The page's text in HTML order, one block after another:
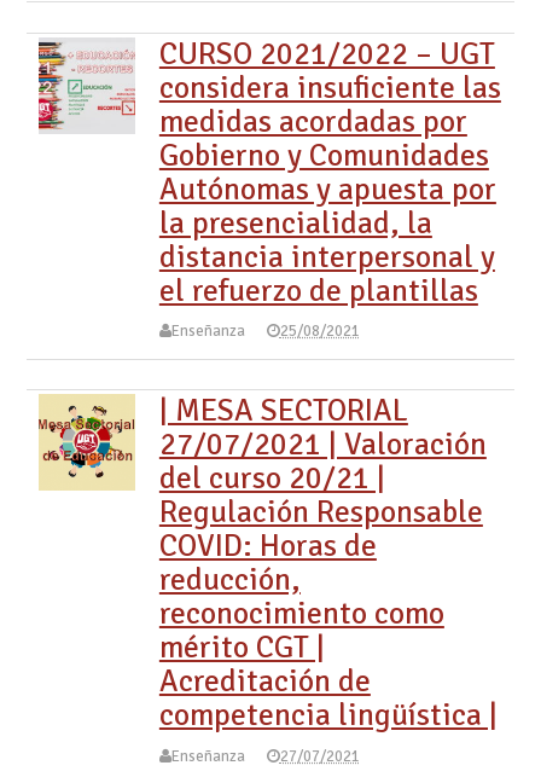
CURSO 2021/2022 – UGT
considera insuficiente las
medidas acordadas por
Gobierno y Comunidades
Autónomas y apuesta por
la presencialidad, la
distancia interpersonal y
el refuerzo de plantillas
Enseñanza 25/08/2021
| MESA SECTORIAL
27/07/2021 | Valoración
del curso 20/21 |
Regulación Responsable
COVID: Horas de
reducción,
reconocimiento como
mérito CGT |
Acreditación de
competencia lingüística |
Enseñanza 27/07/2021